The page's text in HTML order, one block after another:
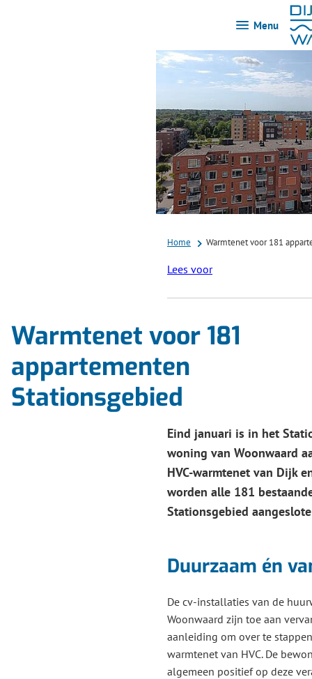
Menu
Home Warmtenet voor 181
Lees voor
Warmtenet voor 181
appartementen
Stationsgebied
Eind januari is in het
woning van Woonwaard
HVC-warmtenet van Dijk
worden alle 181
Stationsgebied
Duurzaam én
De cv-installaties van de
Woonwaard zijn toe aan
aanleiding om over te
warmtenet van HVC. De
algemeen positief op deze